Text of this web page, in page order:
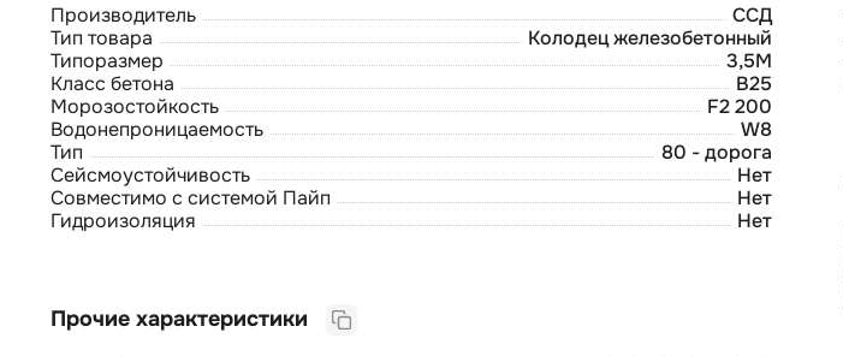
Производитель
ССД
Тип товара
Колодец железобетонный
Типоразмер
3,5М
Класс бетона
B25
Морозостойкость
F2 200
Водонепроницаемость
W8
Тип
80 - дорога
Сейсмоустойчивость
Нет
Совместимо с системой Пайп
Нет
Гидроизоляция
Нет